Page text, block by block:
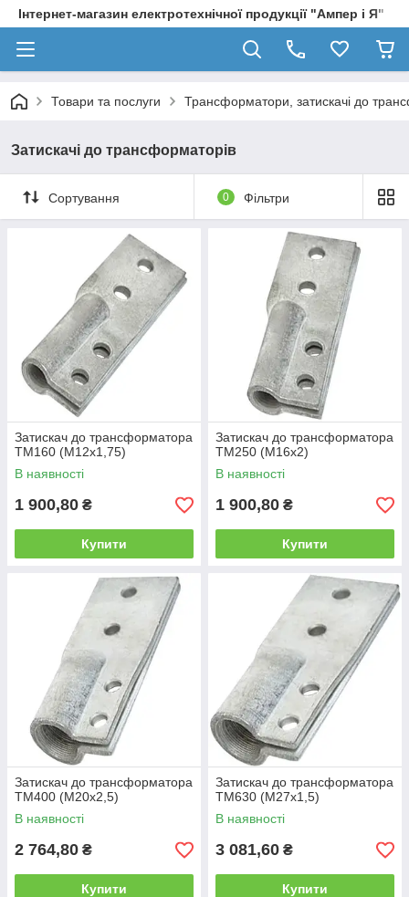
Інтернет-магазин електротехнічної продукції "Ампер і Я"
Товари та послуги Трансформатори, затискачі до
Затискачі до трансформаторів
Сортування 0 Фільтри
Затискач до трансформатора
ТМ160 (М12х1,75)
В наявності
1 900,80 ₴
Купити
Затискач до трансформатора
ТМ250 (М16х2)
В наявності
1 900,80 ₴
Купити
Затискач до трансформатора
ТМ400 (М20х2,5)
В наявності
2 764,80 ₴
Купити
Затискач до трансформатора
ТМ630 (М27х1,5)
В наявності
3 081,60 ₴
Купити